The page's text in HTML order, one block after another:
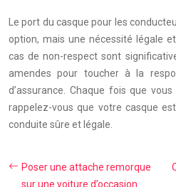
Le port du casque pour les
option, mais une nécessité légale
cas de non-respect sont
amendes pour toucher à la
d’assurance. Chaque fois que
rappelez-vous que votre casque
conduite sûre et légale.
Poser une attache remorque
sur une voiture d’occasion